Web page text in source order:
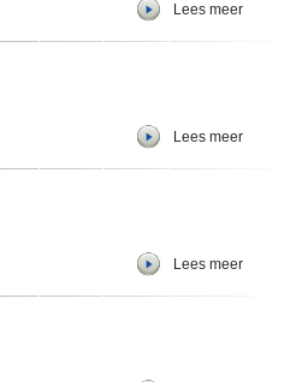
Lees meer
Lees meer
Lees meer